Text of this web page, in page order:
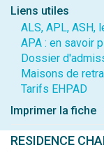
Liens utiles
ALS, APL, ASH,
APA : en savoir
Dossier
Maisons de
Tarifs EHPAD
Imprimer la fiche
RESIDENCE